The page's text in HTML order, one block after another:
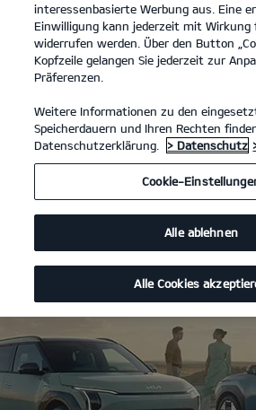
interessenbasierte Werbung aus. Eine
Einwilligung kann jederzeit mit
widerrufen werden. Über den Button
Kopfzeile gelangen Sie jederzeit zur
Präferenzen.
Weitere Informationen zu den
Speicherdauern und Ihren Rechten
Datenschutzerklärung.
> Datenschutz
Cookie-
Alle ablehnen
Alle Cookies